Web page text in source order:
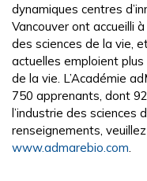
dynamiques centres
Vancouver ont accueilli
des sciences de la vie,
actuelles emploient
de la vie. L’Académie
750 apprenants, dont
l’industrie des sciences
renseignements,
www.admarebio.com.